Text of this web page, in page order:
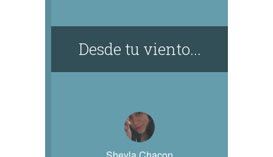
Desde tu viento...